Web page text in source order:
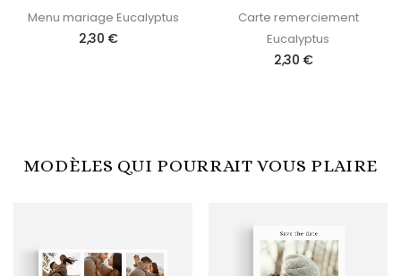
Menu mariage Eucalyptus
2,30 €
Carte remerciement
Eucalyptus
2,30 €
MODÈLES QUI POURRAIT VOUS PLAIRE